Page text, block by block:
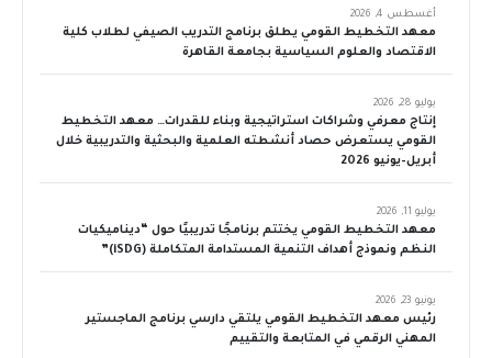
معهد التخطيط القومي يطلق برنامج التدريب الصيفي لطلاب كلية
الاقتصاد والعلوم السياسية بجامعة القاهرة
أغسطس 4, 2026
إنتاج معرفي وشراكات استراتيجية وبناء للقدرات… معهد التخطيط
القومي يستعرض حصاد أنشطته العلمية والبحثية والتدريبية خلال
أبريل–يونيو 2026
يوليو 28, 2026
معهد التخطيط القومي يختتم برنامجًا تدريبيًا حول “ديناميكيات
النظم ونموذج أهداف التنمية المستدامة المتكاملة (iSDG)”
يوليو 11, 2026
رئيس معهد التخطيط القومي يلتقي دارسي برنامج الماجستير
المهني الرقمي في المتابعة والتقييم
يونيو 23, 2026